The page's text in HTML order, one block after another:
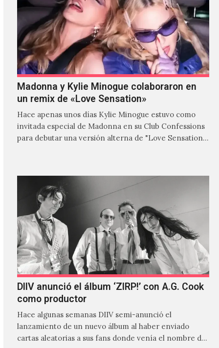
Madonna y Kylie Minogue colaboraron en
un remix de «Love Sensation»
Hace apenas unos días Kylie Minogue estuvo como
invitada especial de Madonna en su Club Confessions
para debutar una versión alterna de "Love Sensation",
DIIV anunció el álbum ‘ZIRP!’ con A.G. Cook
como productor
Hace algunas semanas DIIV semi-anunció el
lanzamiento de un nuevo álbum al haber enviado
cartas aleatorias a sus fans donde venía el nombre de